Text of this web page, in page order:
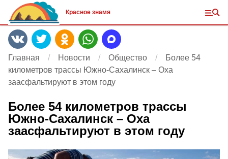
Красное знамя
Главная Новости Общество
Более 54
километров трассы Южно-Сахалинск – Оха
заасфальтируют в этом году
Более 54 километров трассы
Южно-Сахалинск – Оха
заасфальтируют в этом году